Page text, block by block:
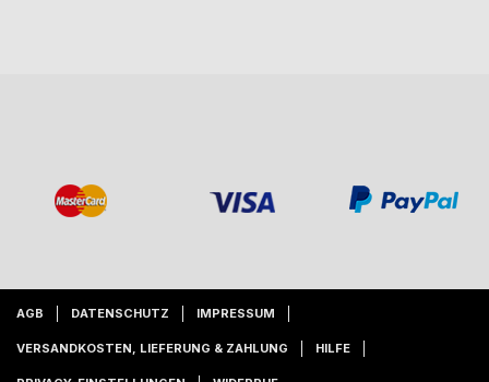
AGB DATENSCHUTZ IMPRESSUM
VERSANDKOSTEN, LIEFERUNG & ZAHLUNG HILFE